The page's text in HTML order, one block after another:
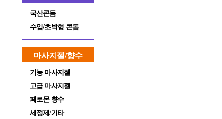
국산콘돔
수입/초박형 콘돔
마사지젤/향수
기능 마사지젤
고급 마사지젤
페로몬 향수
세정제/기타